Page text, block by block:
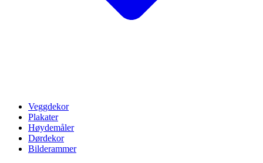
Veggdekor
Plakater
Høydemåler
Dørdekor
Bilderammer